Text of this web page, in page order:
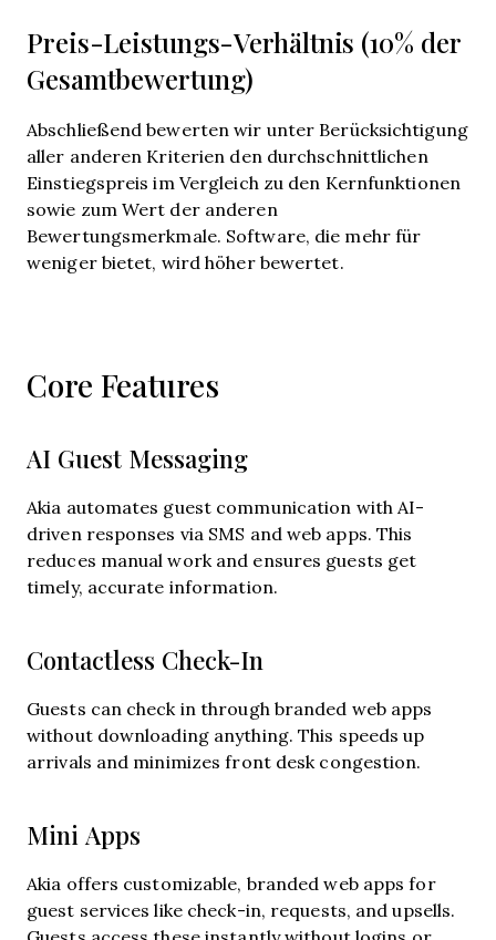
Preis-Leistungs-Verhältnis (10% der
Gesamtbewertung)
Abschließend bewerten wir unter Berücksichtigung
aller anderen Kriterien den durchschnittlichen
Einstiegspreis im Vergleich zu den Kernfunktionen
sowie zum Wert der anderen
Bewertungsmerkmale. Software, die mehr für
weniger bietet, wird höher bewertet.
Core Features
AI Guest Messaging
Akia automates guest communication with AI-
driven responses via SMS and web apps. This
reduces manual work and ensures guests get
timely, accurate information.
Contactless Check-In
Guests can check in through branded web apps
without downloading anything. This speeds up
arrivals and minimizes front desk congestion.
Mini Apps
Akia offers customizable, branded web apps for
guest services like check-in, requests, and upsells.